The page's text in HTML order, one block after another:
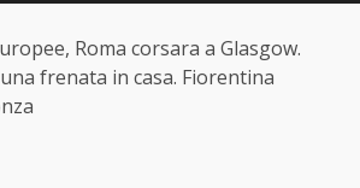
Roma corsara a Glasgow.
frenata in casa. Fiorentina